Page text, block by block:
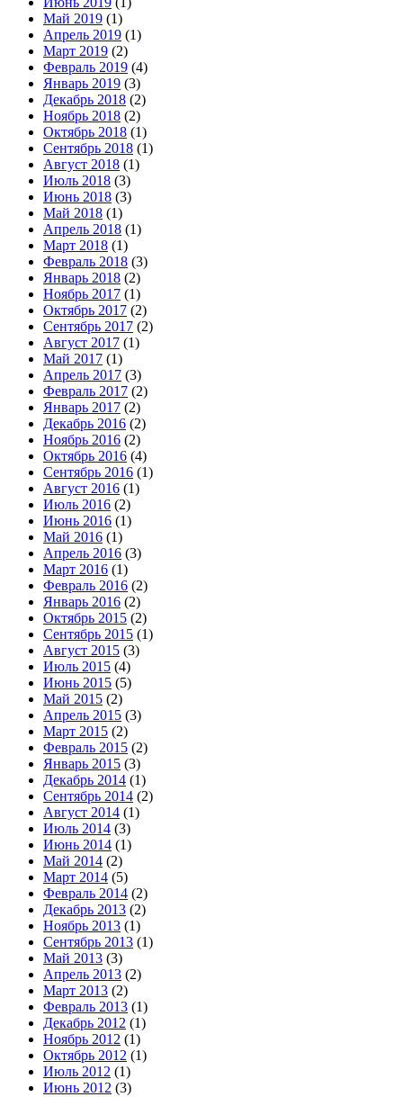
Май 2019 (1)
Апрель 2019 (1)
Март 2019 (2)
Февраль 2019 (4)
Январь 2019 (3)
Декабрь 2018 (2)
Ноябрь 2018 (2)
Октябрь 2018 (1)
Сентябрь 2018 (1)
Август 2018 (1)
Июль 2018 (3)
Июнь 2018 (3)
Май 2018 (1)
Апрель 2018 (1)
Март 2018 (1)
Февраль 2018 (3)
Январь 2018 (2)
Ноябрь 2017 (1)
Октябрь 2017 (2)
Сентябрь 2017 (2)
Август 2017 (1)
Май 2017 (1)
Апрель 2017 (3)
Февраль 2017 (2)
Январь 2017 (2)
Декабрь 2016 (2)
Ноябрь 2016 (2)
Октябрь 2016 (4)
Сентябрь 2016 (1)
Август 2016 (1)
Июль 2016 (2)
Июнь 2016 (1)
Май 2016 (1)
Апрель 2016 (3)
Март 2016 (1)
Февраль 2016 (2)
Январь 2016 (2)
Октябрь 2015 (2)
Сентябрь 2015 (1)
Август 2015 (3)
Июль 2015 (4)
Июнь 2015 (5)
Май 2015 (2)
Апрель 2015 (3)
Март 2015 (2)
Февраль 2015 (2)
Январь 2015 (3)
Декабрь 2014 (1)
Сентябрь 2014 (2)
Август 2014 (1)
Июль 2014 (3)
Июнь 2014 (1)
Май 2014 (2)
Март 2014 (5)
Февраль 2014 (2)
Декабрь 2013 (2)
Ноябрь 2013 (1)
Сентябрь 2013 (1)
Май 2013 (3)
Апрель 2013 (2)
Март 2013 (2)
Февраль 2013 (1)
Декабрь 2012 (1)
Ноябрь 2012 (1)
Октябрь 2012 (1)
Июль 2012 (1)
Июнь 2012 (3)